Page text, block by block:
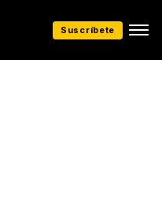
Suscríbete